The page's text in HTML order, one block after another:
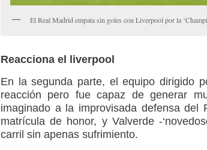
El Real Madrid empata sin goles con Liverpool por la
Reacciona el liverpool
En la segunda parte, el equipo dirigido
reacción pero fue capaz de generar
imaginado a la improvisada defensa del
matrícula de honor, y Valverde -
carril sin apenas sufrimiento.